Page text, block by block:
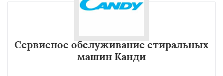
Сервисное обслуживание стиральных
машин Канди